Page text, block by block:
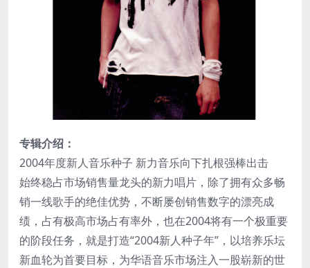
专辑介绍：
2004年度新人音乐种子 新力音乐向下扎根强棒出击
始终稳占市场销售量龙头的新力唱片，除了拥有众多畅
销一线歌手的绝佳优势，不断屡创销售数字的漂亮成
绩，占有极高市场占有率外，也在2004将有一个极重要
的阶段任务，就是打造“2004新人种子年”，以培养乐坛
新血轮为首要目标，为华语音乐市场注入一股崭新的世